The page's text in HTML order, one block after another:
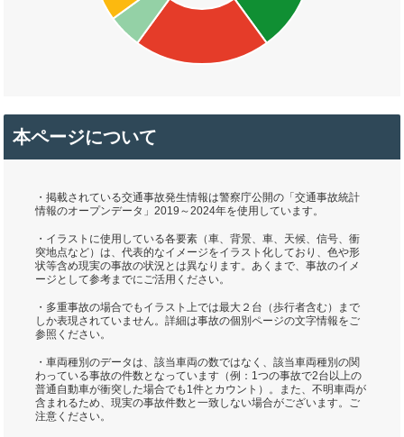
本ページについて
・掲載されている交通事故発生情報は警察庁公開の「交通事故統計
情報のオープンデータ」2019～2024年を使用しています。
・イラストに使用している各要素（車、背景、車、天候、信号、衝
突地点など）は、代表的なイメージをイラスト化しており、色や形
状等含め現実の事故の状況とは異なります。あくまで、事故のイメ
ージとして参考までにご活用ください。
・多重事故の場合でもイラスト上では最大２台（歩行者含む）まで
しか表現されていません。詳細は事故の個別ページの文字情報をご
参照ください。
・車両種別のデータは、該当車両の数ではなく、該当車両種別の関
わっている事故の件数となっています（例：1つの事故で2台以上の
普通自動車が衝突した場合でも1件とカウント）。また、不明車両が
含まれるため、現実の事故件数と一致しない場合がございます。ご
注意ください。